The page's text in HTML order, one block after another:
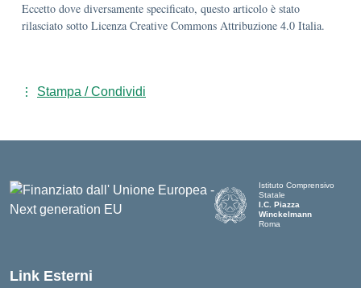
Eccetto dove diversamente specificato, questo articolo è stato
rilasciato sotto Licenza Creative Commons Attribuzione 4.0 Italia.
Stampa / Condividi
Istituto Comprensivo
Statale
I.C. Piazza
Winckelmann
Roma
Link Esterni